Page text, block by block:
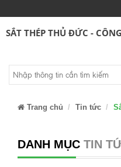
SẮT THÉP THỦ ĐỨC -
Trang chủ Tin tức
DANH MỤC TIN